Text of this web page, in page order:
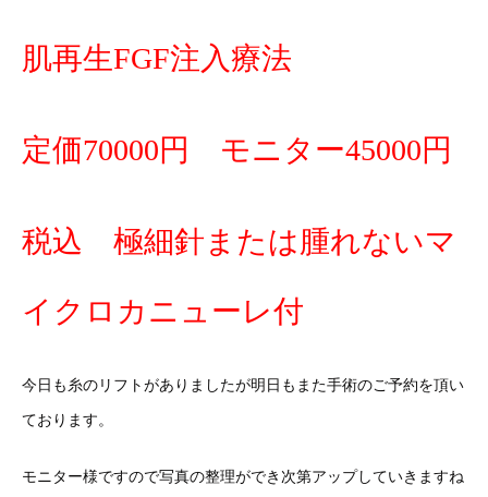
肌再生FGF注入療法
定価70000円 モニター45000円
税込 極細針または腫れないマ
イクロカニューレ付
今日も糸のリフトがありましたが明日もまた手術のご予約を頂い
ております。
モニター様ですので写真の整理ができ次第アップしていきますね